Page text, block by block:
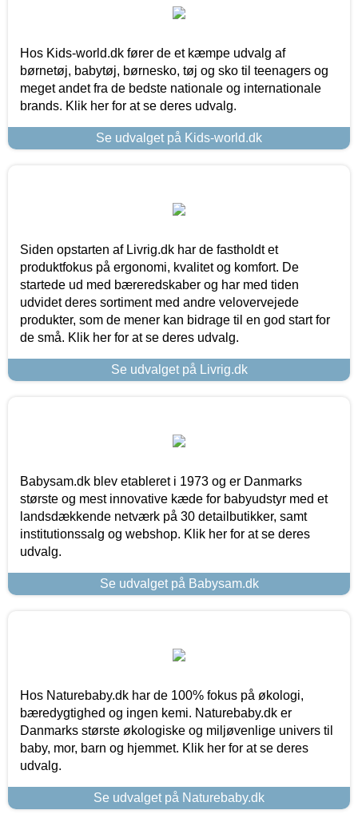
Hos Kids-world.dk fører de et kæmpe udvalg af
børnetøj, babytøj, børnesko, tøj og sko til teenagers og
meget andet fra de bedste nationale og internationale
brands. Klik her for at se deres udvalg.
Se udvalget på Kids-world.dk
Siden opstarten af Livrig.dk har de fastholdt et
produktfokus på ergonomi, kvalitet og komfort. De
startede ud med bæreredskaber og har med tiden
udvidet deres sortiment med andre velovervejede
produkter, som de mener kan bidrage til en god start for
de små. Klik her for at se deres udvalg.
Se udvalget på Livrig.dk
Babysam.dk blev etableret i 1973 og er Danmarks
største og mest innovative kæde for babyudstyr med et
landsdækkende netværk på 30 detailbutikker, samt
institutionssalg og webshop. Klik her for at se deres
udvalg.
Se udvalget på Babysam.dk
Hos Naturebaby.dk har de 100% fokus på økologi,
bæredygtighed og ingen kemi. Naturebaby.dk er
Danmarks største økologiske og miljøvenlige univers til
baby, mor, barn og hjemmet. Klik her for at se deres
udvalg.
Se udvalget på Naturebaby.dk